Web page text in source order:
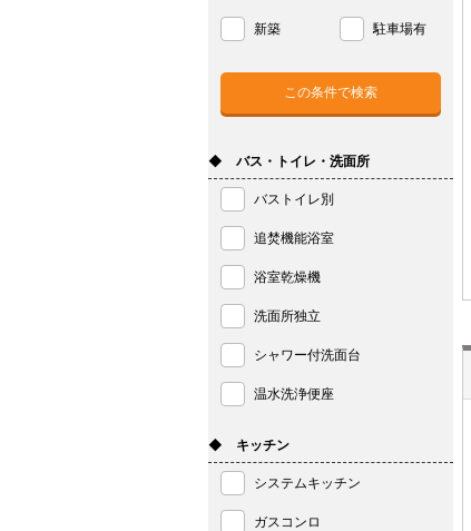
新築 駐車場有
◆ バス・トイレ・洗面所
バストイレ別
追焚機能浴室
浴室乾燥機
洗面所独立
シャワー付洗面台
温水洗浄便座
◆ キッチン
システムキッチン
ガスコンロ